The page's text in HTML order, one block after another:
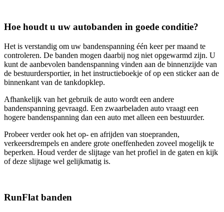
Hoe houdt u uw autobanden in goede conditie?
Het is verstandig om uw bandenspanning één keer per maand te
controleren. De banden mogen daarbij nog niet opgewarmd zijn. U
kunt de aanbevolen bandenspanning vinden aan de binnenzijde van
de bestuurdersportier, in het instructieboekje of op een sticker aan de
binnenkant van de tankdopklep.
Afhankelijk van het gebruik de auto wordt een andere
bandenspanning gevraagd. Een zwaarbeladen auto vraagt een
hogere bandenspanning dan een auto met alleen een bestuurder.
Probeer verder ook het op- en afrijden van stoepranden,
verkeersdrempels en andere grote oneffenheden zoveel mogelijk te
beperken. Houd verder de slijtage van het profiel in de gaten en kijk
of deze slijtage wel gelijkmatig is.
RunFlat banden